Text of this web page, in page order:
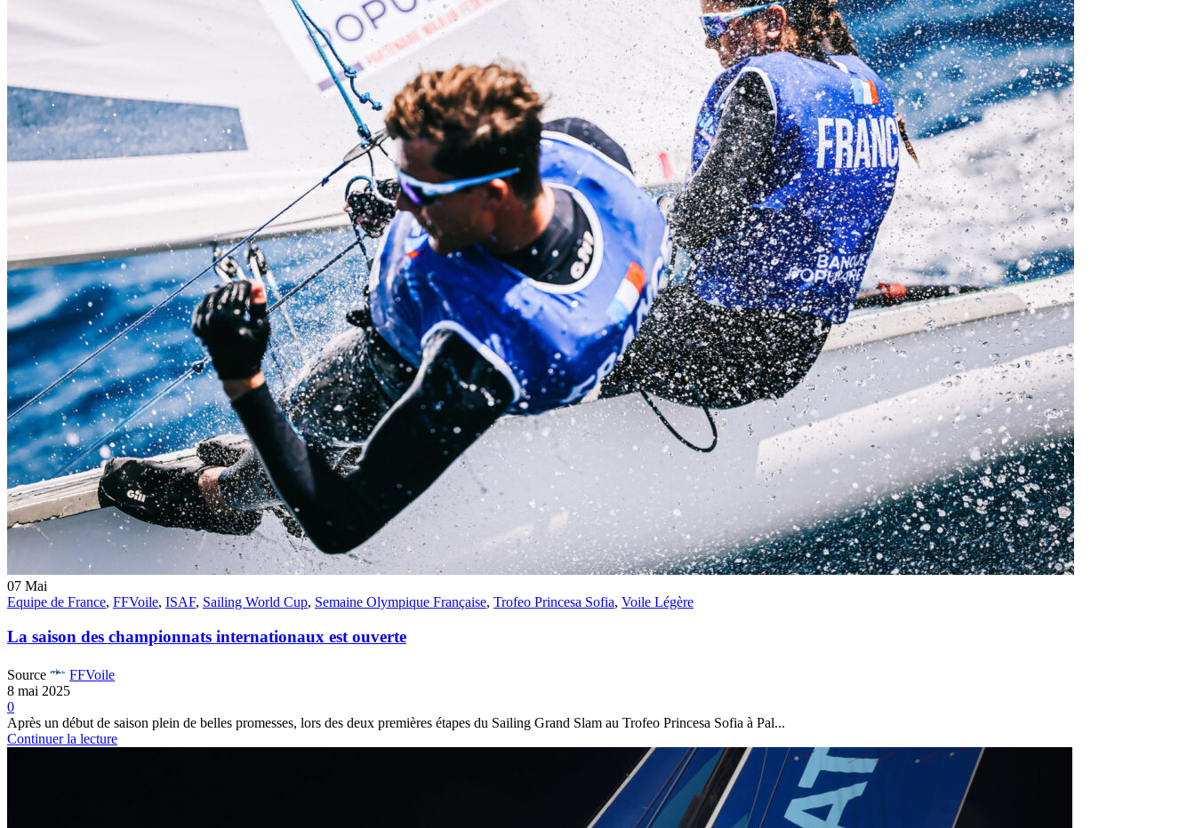
28
Fév
ARKEA ULTIM CHALLENGE,Classe Ultim 32/23,Records
Un an déjà !
Source
Gitana Team
28 février 2025
0
Classe Ultim 32/23,Course au Large , IMOCA,Multi50 - Ocean Fifty Transat Café l'Or
07 Mai
Equipe de France, FFVoile, ISAF, Sailing World Cup, Semaine Olympique Française, Trofeo Princesa Sofia, Voile Légère
La saison des championnats internationaux est ouverte
Source
FFVoile
8 mai 2025
0
Après un début de saison plein de belles promesses, lors des deux premières étapes du Sailing Grand Slam au Trofeo Princesa Sofia à Pal...
Continuer la lecture